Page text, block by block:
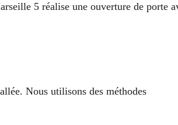
5 réalise une ouverture de porte
Nous utilisons des méthodes